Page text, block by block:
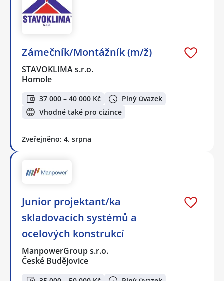
Zámečník/Montážník (m/ž)
STAVOKLIMA s.r.o.
Homole
37 000 – 40 000 Kč
Plný úvazek
Vhodné také pro cizince
Zveřejněno: 4. srpna
Junior projektant/ka
skladovacích systémů a
ocelových konstrukcí
ManpowerGroup s.r.o.
České Budějovice